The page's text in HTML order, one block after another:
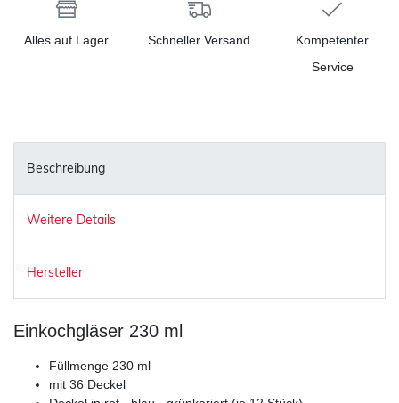
Alles auf Lager Schneller Versand
Kompetenter
Service
Beschreibung
Weitere Details
Hersteller
Einkochgläser 230 ml
Füllmenge 230 ml
mit 36 Deckel